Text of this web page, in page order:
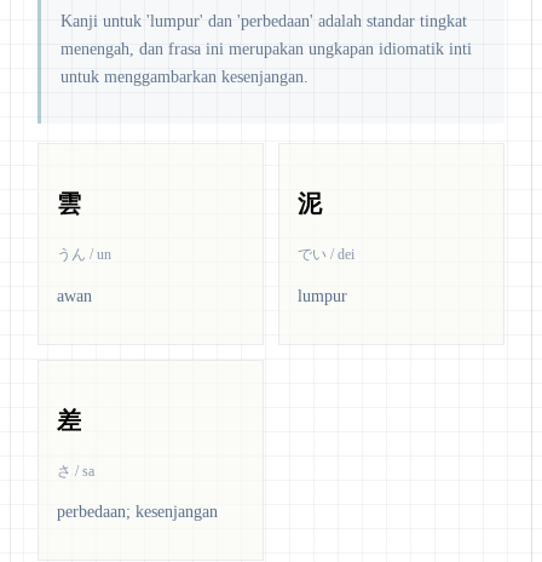
Kanji untuk 'lumpur' dan 'perbedaan' adalah standar tingkat
menengah, dan frasa ini merupakan ungkapan idiomatik inti
untuk menggambarkan kesenjangan.
雲
うん / un
awan
泥
でい / dei
lumpur
差
さ / sa
perbedaan; kesenjangan